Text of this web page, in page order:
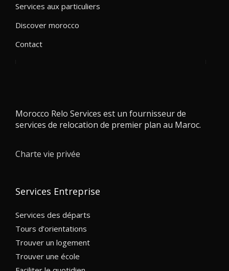
Services aux particuliers
Discover morocco
Contact
Morocco Relo Services est un fournisseur de
services de relocation de premier plan au Maroc.
Charte vie privée
Services Entreprise
Services des départs
Tours d’orientations
Trouver un logement
Trouver une école